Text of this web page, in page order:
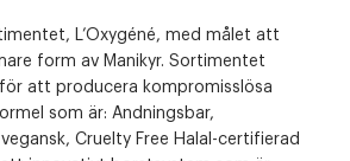
L’Oxygéné, med målet att
form av Manikyr. Sortimentet
att producera kompromisslösa
som är: Andningsbar,
Cruelty Free Halal-certifierad